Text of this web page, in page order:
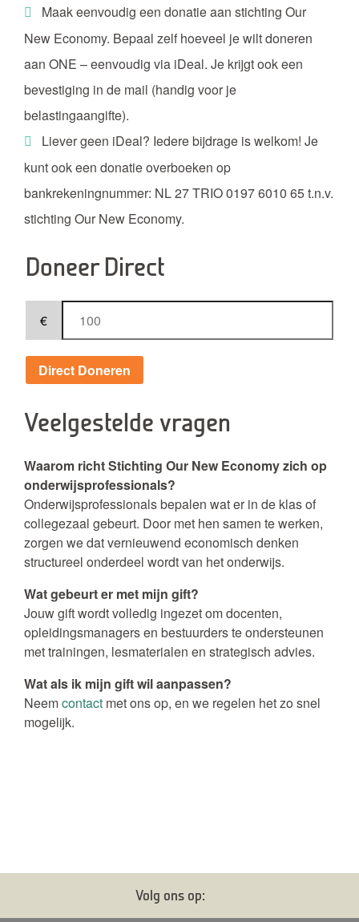
Maak eenvoudig een donatie aan stichting Our
New Economy. Bepaal zelf hoeveel je wilt doneren
aan ONE – eenvoudig via iDeal. Je krijgt ook een
bevestiging in de mail (handig voor je
belastingaangifte).
Liever geen iDeal? Iedere bijdrage is welkom! Je
kunt ook een donatie overboeken op
bankrekeningnummer: NL 27 TRIO 0197 6010 65 t.n.v.
stichting Our New Economy.
Doneer Direct
€
Direct Doneren
Veelgestelde vragen
Waarom richt Stichting Our New Economy zich op
onderwijsprofessionals?
Onderwijsprofessionals bepalen wat er in de klas of
collegezaal gebeurt. Door met hen samen te werken,
zorgen we dat vernieuwend economisch denken
structureel onderdeel wordt van het onderwijs.
Wat gebeurt er met mijn gift?
Jouw gift wordt volledig ingezet om docenten,
opleidingsmanagers en bestuurders te ondersteunen
met trainingen, lesmaterialen en strategisch advies.
Wat als ik mijn gift wil aanpassen?
Neemcontact met ons op, en we regelen het zo snel
mogelijk.
Volg ons op: